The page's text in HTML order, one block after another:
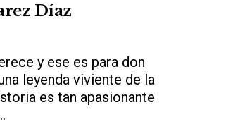
Díaz
y ese es para don
leyenda viviente de la
es tan apasionante